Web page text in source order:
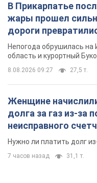
В Прикарпатье
жары прошел
дороги
Непогода обрушилась
область и курортный
8.08.2026 09:27 27,5 т.
Женщине
долга за газ из-за
неисправного
вынес
Нужно ли платить долг
7 часов назад 31,1 т.